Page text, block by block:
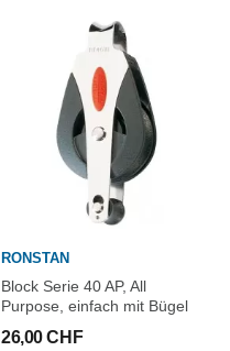
RONSTAN
Block Serie 40 AP, All
Purpose, einfach mit Bügel
26,00 CHF